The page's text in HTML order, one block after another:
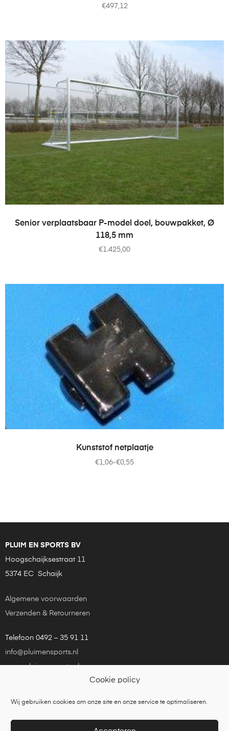
Cookie policy
Wij gebruiken cookies om onze site en onze service te optimaliseren.
€497,12
OPTIES SELECTEREN
Senior verplaatsbaar P-model doel, bouwpakket, Ø
118,5 mm
€1.425,00
OPTIES SELECTEREN
Kunststof netplaatje
€0,55
-
€1,06
PLUIM EN SPORTS BV
Hoogschaijksestraat 11
5374 EC Schaijk
Algemene voorwaarden
Verzenden & Retourneren
Telefoon 0492 – 35 91 11
info@pluimensports.nl
www.pluimensports.nl
Copyright © 2021Pluim en Sports is een onderdeel van
Tennisbouw Nederland BV